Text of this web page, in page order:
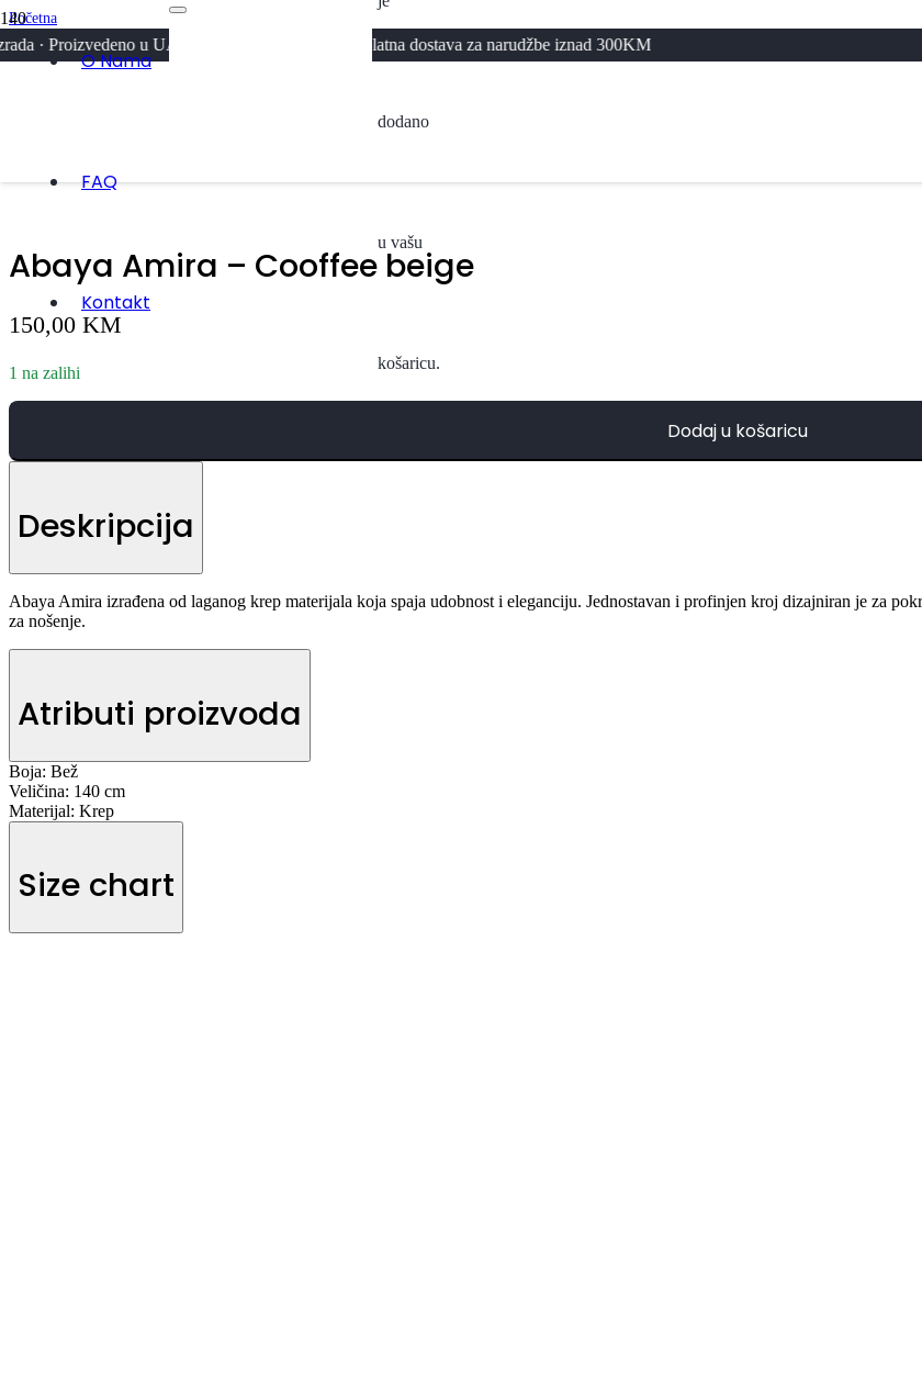
u UAE, Maroku i Kuvajtu · Besplatna dostava za narudžbe iznad 300KM
O Nama
FAQ
Kontakt
dodano
u vašu
košaricu.
Početna
Svi Proizvodi
Abaya Amira – Cooffee beige
150,00 KM
1 na zalihi
Dodaj u košaricu
Deskripcija
Abaya Amira izrađena od laganog krep materijala koja spaja udobnost i eleganciju. Jednostavan i profinjen kroj dizajniran je za
za nošenje.
Atributi proizvoda
Boja: Bež
Veličina: 140 cm
Materijal: Krep
Size chart